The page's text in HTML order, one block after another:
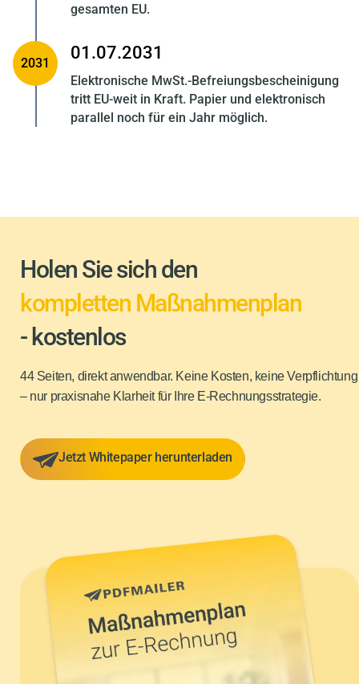
gesamten EU.
2031
01.07.2031
Elektronische MwSt.-Befreiungsbescheinigung
tritt EU-weit in Kraft. Papier und elektronisch
parallel noch für ein Jahr möglich.
Holen Sie sich den
kompletten Maßnahmenplan
- kostenlos
44 Seiten, direkt anwendbar. Keine Kosten, keine Verpflichtung
– nur praxisnahe Klarheit für Ihre E-Rechnungsstrategie.
Jetzt Whitepaper herunterladen